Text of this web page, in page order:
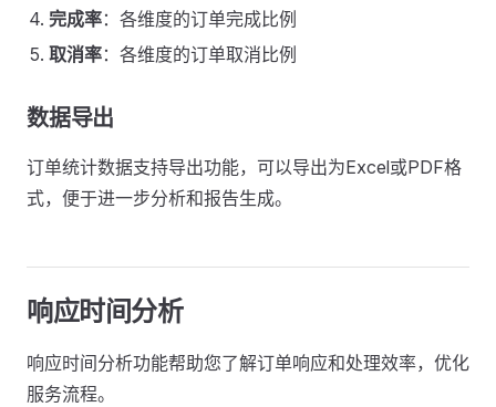
完成率：各维度的订单完成比例
取消率：各维度的订单取消比例
数据导出
订单统计数据支持导出功能，可以导出为Excel或PDF格
式，便于进一步分析和报告生成。
响应时间分析
响应时间分析功能帮助您了解订单响应和处理效率，优化
服务流程。